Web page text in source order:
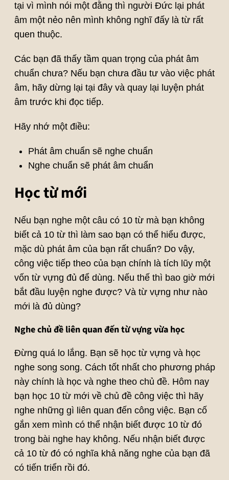
tại vì mình nói một đằng thì người Đức lại phát
âm một nẻo nên mình không nghĩ đấy là từ rất
quen thuộc.
Các bạn đã thấy tầm quan trọng của phát âm
chuẩn chưa? Nếu bạn chưa đầu tư vào việc phát
âm, hãy dừng lại tại đây và quay lại luyện phát
âm trước khi đọc tiếp.
Hãy nhớ một điều:
Phát âm chuẩn sẽ nghe chuẩn
Nghe chuẩn sẽ phát âm chuẩn
Học từ mới
Nếu bạn nghe một câu có 10 từ mà bạn không
biết cả 10 từ thì làm sao bạn có thể hiểu được,
mặc dù phát âm của bạn rất chuẩn? Do vậy,
công việc tiếp theo của bạn chính là tích lũy một
vốn từ vựng đủ để dùng. Nếu thế thì bao giờ mới
bắt đầu luyện nghe được? Và từ vựng như nào
mới là đủ dùng?
Nghe chủ đề liên quan đến từ vựng vừa học
Đừng quá lo lắng. Bạn sẽ học từ vựng và học
nghe song song. Cách tốt nhất cho phương pháp
này chính là học và nghe theo chủ đề. Hôm nay
bạn học 10 từ mới về chủ đề công việc thì hãy
nghe những gì liên quan đến công việc. Bạn cố
gắn xem mình có thể nhận biết được 10 từ đó
trong bài nghe hay không. Nếu nhận biết được
cả 10 từ đó có nghĩa khả năng nghe của bạn đã
có tiến triển rồi đó.